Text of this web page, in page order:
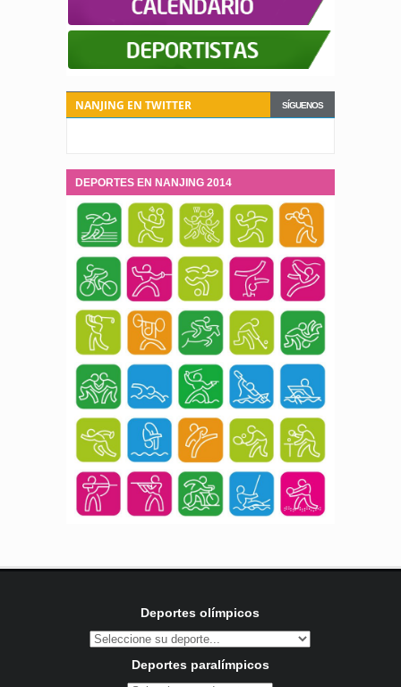
SÍGUENOS
NANJING EN TWITTER
DEPORTES EN NANJING 2014
Deportes olímpicos
Deportes paralímpicos